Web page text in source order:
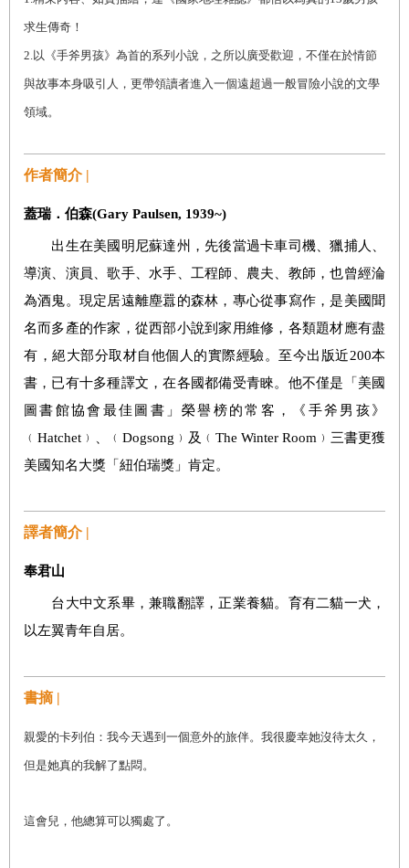
求生傳奇！
2. 以《手斧男孩》為首的系列小說，之所以廣受歡迎，不僅在於情節
與故事本身吸引人，更帶領讀者進入一個遠超過一般冒險小說的文學
領域。
作者簡介 |
蓋瑞．伯森(Gary Paulsen, 1939~)
出生在美國明尼蘇達州，先後當過卡車司機、獵捕人、
導演、演員、歌手、水手、工程師、農夫、教師，也曾經淪
為酒鬼。現定居遠離塵囂的森林，專心從事寫作，是美國聞
名而多產的作家，從西部小說到家用維修，各類題材應有盡
有，絕大部分取材自他個人的實際經驗。至今出版近200本
書，已有十多種譯文，在各國都備受青睞。他不僅是「美國
圖書館協會最佳圖書」榮譽榜的常客，《手斧男孩》
﹙Hatchet﹚、﹙Dogsong﹚及﹙The Winter Room﹚三書更獲
美國知名大獎「紐伯瑞獎」肯定。
譯者簡介 |
奉君山
台大中文系畢，兼職翻譯，正業養貓。育有二貓一犬，
以左翼青年自居。
書摘 |
親愛的卡列伯：我今天遇到一個意外的旅伴。我很慶幸她沒待太久，
但是她真的我解了點悶。
這會兒，他總算可以獨處了。